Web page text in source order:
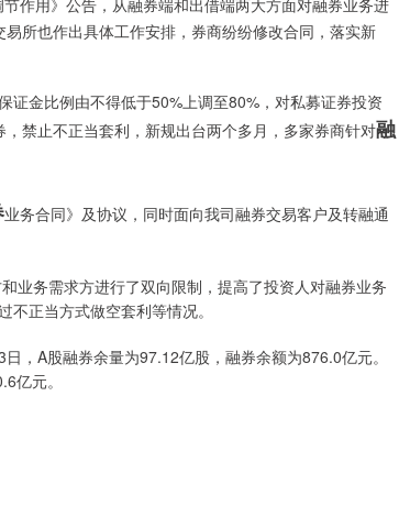
作用》公告，从融券端和出借端两大方面对融券业务进
所也作出具体工作安排，券商纷纷修改合同，落实新
证金比例由不得低于50%上调至80%，对私募证券投资
禁止不正当套利，新规出台两个多月，多家券商针对融
业务合同》及协议，同时面向我司融券交易客户及转融通
业务需求方进行了双向限制，提高了投资人对融券业务
正当方式做空套利等情况。
，A股融券余量为97.12亿股，融券余额为876.0亿元。
亿元。